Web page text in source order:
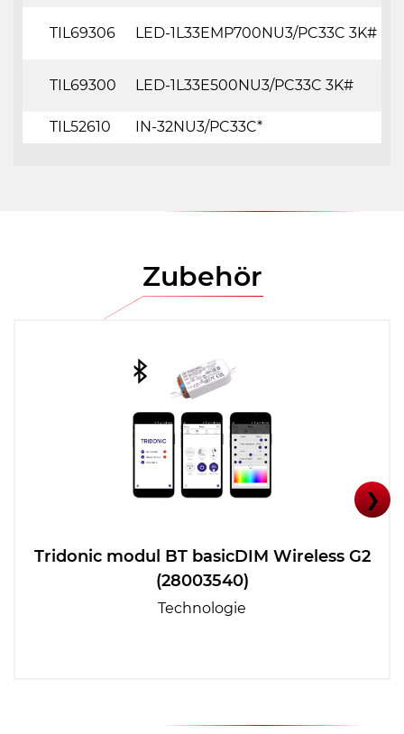
TIL69306 LED-1L33EMP700NU3/PC33C 3K#
TIL69300 LED-1L33E500NU3/PC33C 3K#
TIL52610 IN-32NU3/PC33C*
Zubehör
Tridonic modul BT basicDIM Wireless G2
(28003540)
Technologie
❯